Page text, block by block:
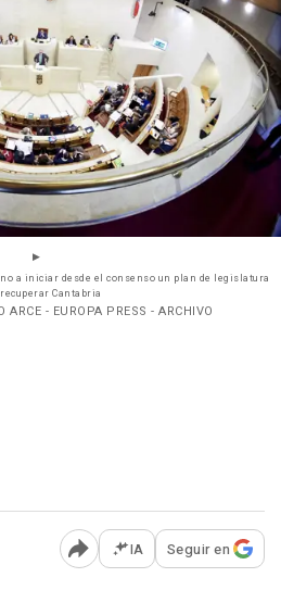
a iniciar desde el consenso un plan de legislatura
Cantabria
- EUROPA PRESS - ARCHIVO
Abrir opciones para
IA Seguir en